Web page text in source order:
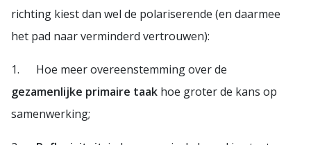
richting kiest dan wel de polariserende (en daarmee
het pad naar verminderd vertrouwen):
1. Hoe meer overeenstemming over de
gezamenlijke primaire taak hoe groter de kans op
samenwerking;